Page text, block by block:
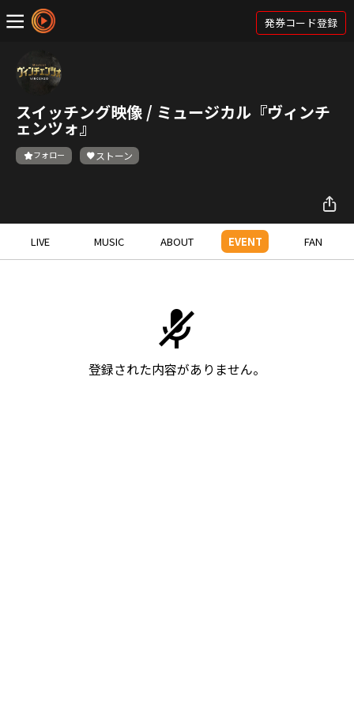
発券コード登録
スイッチング映像 / ミュージカル『ヴィンチ
ェンツォ』
フォロー ストーン
LIVE MUSIC ABOUT EVENT FAN
登録された内容がありません。